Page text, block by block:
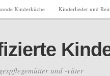
Kinderküche Kinderlieder und
und -väter